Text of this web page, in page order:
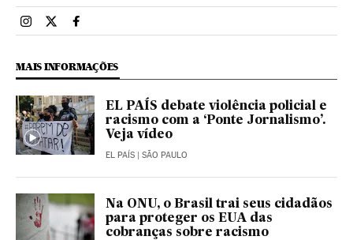
Brasil El País Brasil en Instagram
Brasil El País Brasil en Twitter
Brasil El País Brasil en Facebook
MAIS INFORMAÇÕES
EL PAÍS debate violência policial e
racismo com a ‘Ponte Jornalismo’.
Veja vídeo
EL PAÍS | SÃO PAULO
Na ONU, o Brasil trai seus cidadãos
para proteger os EUA das
cobranças sobre racismo